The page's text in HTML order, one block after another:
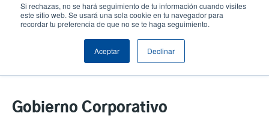
Si rechazas, no se hará seguimiento de tu información cuando visites
este sitio web. Se usará una sola cookie en tu navegador para
recordar tu preferencia de que no se te haga seguimiento.
Aceptar Declinar
Gobierno Corporativo
Gobierno Corporativo